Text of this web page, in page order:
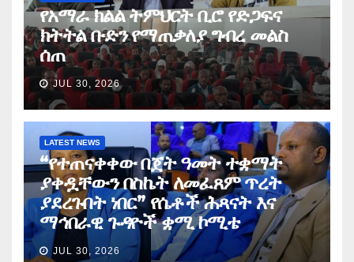
የአማራ ክልል ትምህርት ቢሮ የድጋፍና
ክትትል ቡድን የማጠቃለያ ግብረ መልስ
ሰጠ
JUL 30, 2026
LATEST NEWS
“የተጠናቀቀው በጀት ዓመት ተቋማት
ያቀዷቸውን በስኬት ለመፈጸም ጥረት
ያደረጉበት ነበር” የሴቶች ሕጻናት እና
ማኅበራዊ ጉዳዮች ቋሚ ኮሚቴ
JUL 30, 2026